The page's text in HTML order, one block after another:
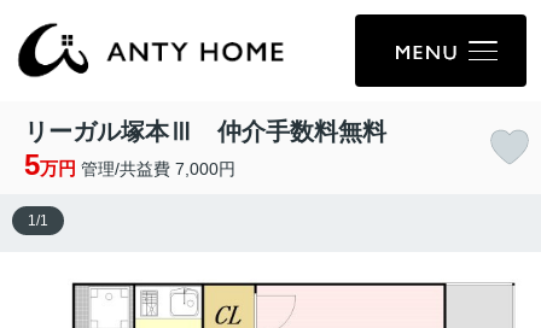
リーガル塚本Ⅲ 仲介手数料無料
5万円 管理/共益費 7,000円
1 /1